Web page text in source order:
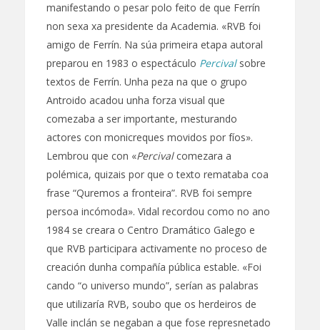
manifestando o pesar polo feito de que Ferrín
non sexa xa presidente da Academia. «RVB foi
amigo de Ferrín. Na súa primeira etapa autoral
preparou en 1983 o espectáculo Percivalsobre
textos de Ferrín. Unha peza na que o grupo
Antroido acadou unha forza visual que
comezaba a ser importante, mesturando
actores con monicreques movidos por fíos».
Lembrou que con «Percivalcomezara a
polémica, quizais por que o texto remataba coa
frase “Quremos a fronteira”. RVB foi sempre
persoa incómoda». Vidal recordou como no ano
1984 se creara o Centro Dramático Galego e
que RVB participara activamente no proceso de
creación dunha compañía pública estable. «Foi
cando “o universo mundo”, serían as palabras
que utilizaría RVB, soubo que os herdeiros de
Valle inclán se negaban a que fose represnetado